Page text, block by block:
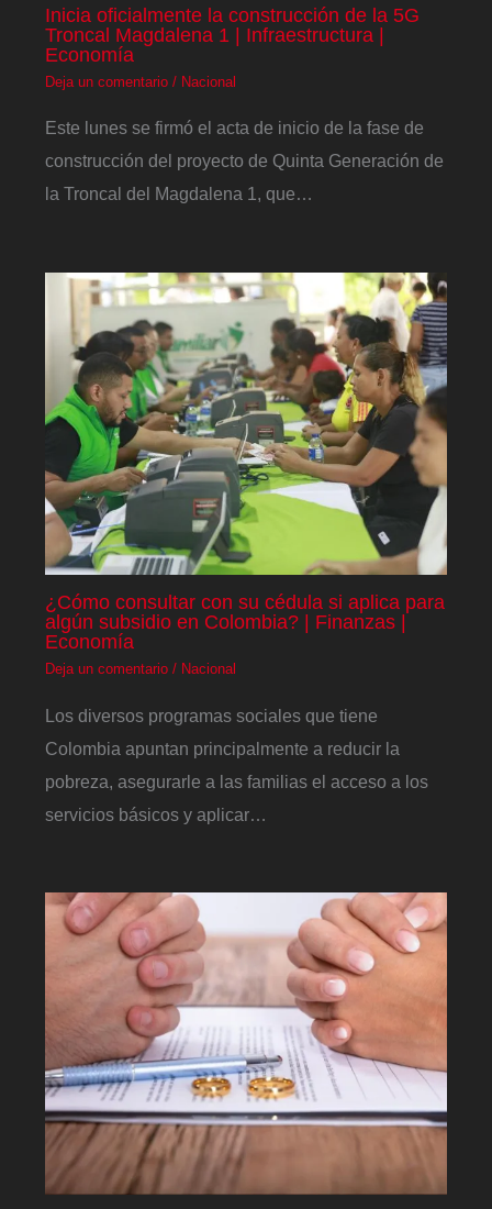
Inicia oficialmente la construcción de la 5G
Troncal Magdalena 1 | Infraestructura |
Economía
Deja un comentario / Nacional
Este lunes se firmó el acta de inicio de la fase de
construcción del proyecto de Quinta Generación de
la Troncal del Magdalena 1, que…
¿Cómo consultar con su cédula si aplica para
algún subsidio en Colombia? | Finanzas |
Economía
Deja un comentario / Nacional
Los diversos programas sociales que tiene
Colombia apuntan principalmente a reducir la
pobreza, asegurarle a las familias el acceso a los
servicios básicos y aplicar…